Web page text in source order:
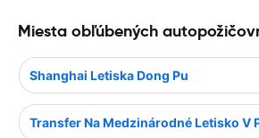
Miesta obľúbených
Shanghai Letiska Dong Pu
Transfer Na Medzinárodné Letisko V